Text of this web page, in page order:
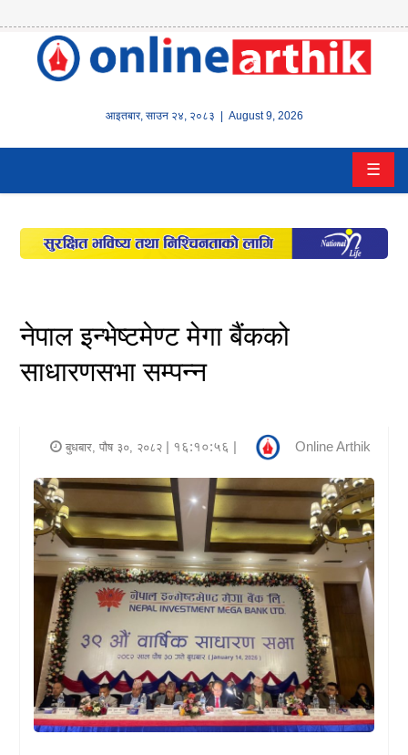
आइतबार, साउन २४, २०८३ | August 9, 2026
होम
वित्त
इन्स्योरेन्स
पूँजीबजार
अटो
राजनीति
भिडियो
समाचार
सूचना
र
प्रविधि
☰
नेपाल इन्भेष्टमेण्ट मेगा बैंकको
साधारणसभा सम्पन्न
बुधबार, पौष ३०, २०८२ | १६:१०:५६ | Online Arthik